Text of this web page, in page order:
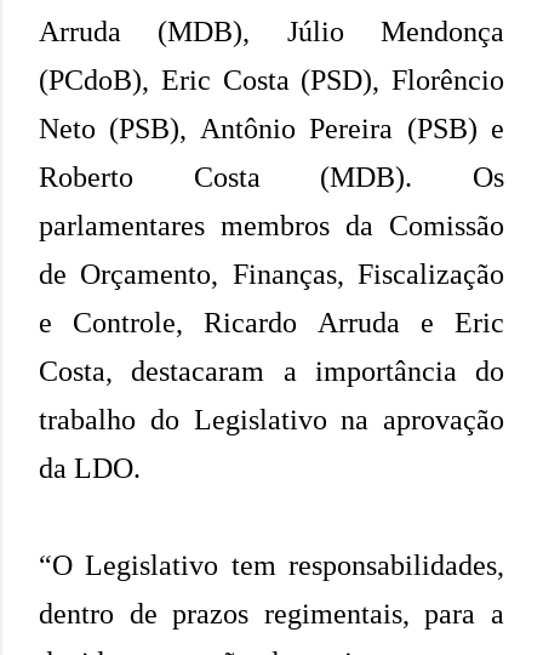
Arruda (MDB), Júlio Mendonça
(PCdoB), Eric Costa (PSD), Florêncio
Neto (PSB), Antônio Pereira (PSB) e
Roberto Costa (MDB). Os
parlamentares membros da Comissão
de Orçamento, Finanças, Fiscalização
e Controle, Ricardo Arruda e Eric
Costa, destacaram a importância do
trabalho do Legislativo na aprovação
da LDO.
“O Legislativo tem responsabilidades,
dentro de prazos regimentais, para a